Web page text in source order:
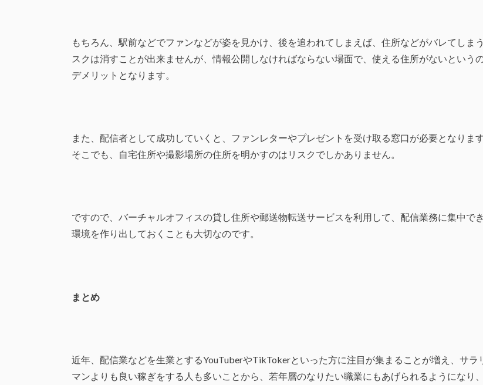
もちろん、駅前などでファンなどが姿を見かけ、後を追われてしまえば、住所などがバレてしま
スクは消すことが出来ませんが、情報公開しなければならない場面で、使える住所がないという
デメリットとなります。
また、配信者として成功していくと、ファンレターやプレゼントを受け取る窓口が必要となります
そこでも、自宅住所や撮影場所の住所を明かすのはリスクでしかありません。
ですので、バーチャルオフィスの貸し住所や郵送物転送サービスを利用して、配信業務に集中で
環境を作り出しておくことも大切なのです。
まとめ
近年、配信業などを生業とするYouTuberやTikTokerといった方に注目が集まることが増え、サラ
マンよりも良い稼ぎをする人も多いことから、若年層のなりたい職業にもあげられるようになり